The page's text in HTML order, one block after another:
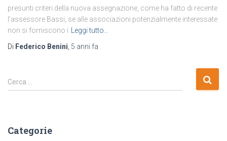
presunti criteri della nuova assegnazione, come ha fatto di recente
l’assessore Bassi, se alle associazioni potenzialmente interessate
non si forniscono i Leggi tutto…
Di Federico Benini 5 anni fa
R
i
c
Cerca …
Categorie